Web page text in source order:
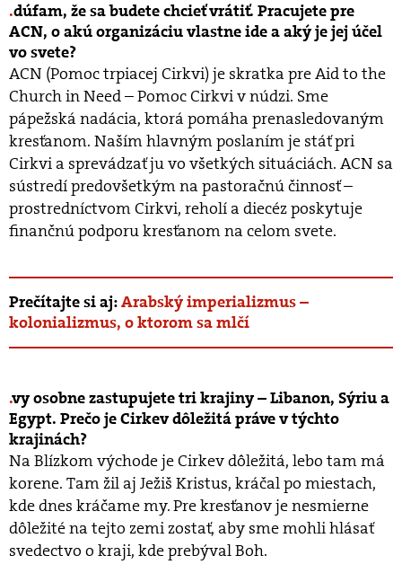
dúfam, že sa budete chcieť vrátiť. Pracujete pre
ACN, o akú organizáciu vlastne ide a aký je jej účel
vo svete?
ACN (Pomoc trpiacej Cirkvi) je skratka pre Aid to the
Church in Need – Pomoc Cirkvi v núdzi. Sme
pápežská nadácia, ktorá pomáha prenasledovaným
kresťanom. Naším hlavným poslaním je stáť pri
Cirkvi a sprevádzať ju vo všetkých situáciách. ACN sa
sústredí predovšetkým na pastoračnú činnosť –
prostredníctvom Cirkvi, reholí a diecéz poskytuje
finančnú podporu kresťanom na celom svete.
Prečítajte si aj:Arabský imperializmus –
kolonializmus, o ktorom sa mlčí
vy osobne zastupujete tri krajiny – Libanon, Sýriu a
Egypt. Prečo je Cirkev dôležitá práve v týchto
krajinách?
Na Blízkom východe je Cirkev dôležitá, lebo tam má
korene. Tam žil aj Ježiš Kristus, kráčal po miestach,
kde dnes kráčame my. Pre kresťanov je nesmierne
dôležité na tejto zemi zostať, aby sme mohli hlásať
svedectvo o kraji, kde prebýval Boh.